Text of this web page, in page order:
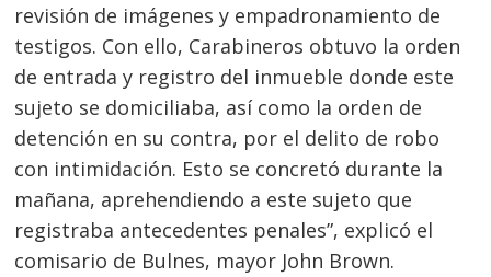
revisión de imágenes y empadronamiento de
testigos. Con ello, Carabineros obtuvo la orden
de entrada y registro del inmueble donde este
sujeto se domiciliaba, así como la orden de
detención en su contra, por el delito de robo
con intimidación. Esto se concretó durante la
mañana, aprehendiendo a este sujeto que
registraba antecedentes penales”, explicó el
comisario de Bulnes, mayor John Brown.
Navegación
de